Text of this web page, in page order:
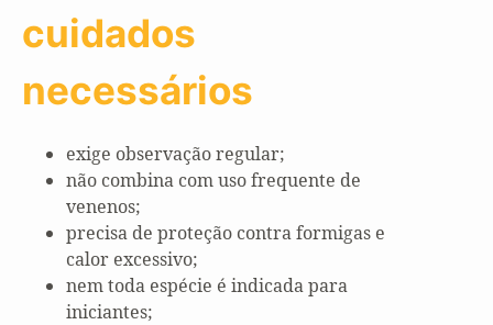
cuidados
necessários
exige observação regular;
não combina com uso frequente de
venenos;
precisa de proteção contra formigas e
calor excessivo;
nem toda espécie é indicada para
iniciantes;